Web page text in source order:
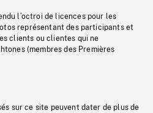
l’octroi de licences pour les
représentant des participants et
clients ou clientes qui ne
(membres des Premières
sur ce site peuvent dater de plus de